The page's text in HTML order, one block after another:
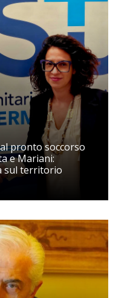
pronto soccorso
e Mariani:
sul territorio